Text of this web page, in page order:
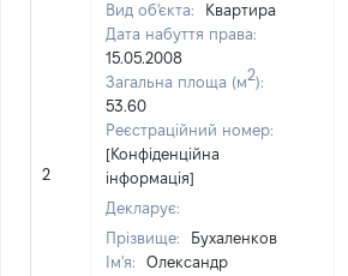
2
Вид об'єкта:
Квартира
Дата набуття права:
15.05.2008
Загальна площа (м2):
53.60
Реєстраційний номер:
[Конфіденційна
інформація]
Декларує:
Прізвище:
Бухаленков
Ім'я:
Олександр